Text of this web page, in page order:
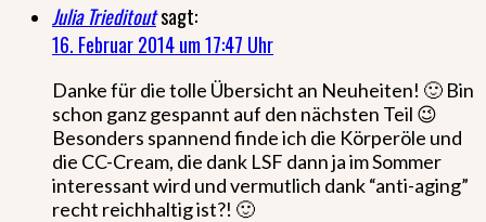
Julia Trieditoutsagt:
16. Februar 2014 um 17:47 Uhr
Danke für die tolle Übersicht an Neuheiten! 🙂 Bin
schon ganz gespannt auf den nächsten Teil 😉
Besonders spannend finde ich die Körperöle und
die CC-Cream, die dank LSF dann ja im Sommer
interessant wird und vermutlich dank “anti-aging”
recht reichhaltig ist?! 🙂